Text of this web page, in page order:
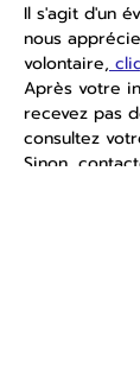
Il s'agit d'un
nous
volontaire,
Après votre
recevez pas
consultez
Sinon,